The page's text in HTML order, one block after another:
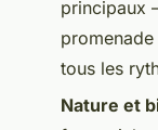
principaux
promenade
tous les
Nature et